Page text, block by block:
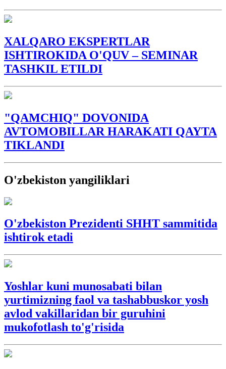
XALQARO EKSPERTLAR
ISHTIROKIDA O'QUV – SEMINAR
TASHKIL ETILDI
"QAMCHIQ" DOVONIDA
AVTOMOBILLAR HARAKATI QAYTA
TIKLANDI
O'zbekiston yangiliklari
O'zbekiston Prezidenti SHHT sammitida
ishtirok etadi
Yoshlar kuni munosabati bilan
yurtimizning faol va tashabbuskor yosh
avlod vakillaridan bir guruhini
mukofotlash to'g'risida